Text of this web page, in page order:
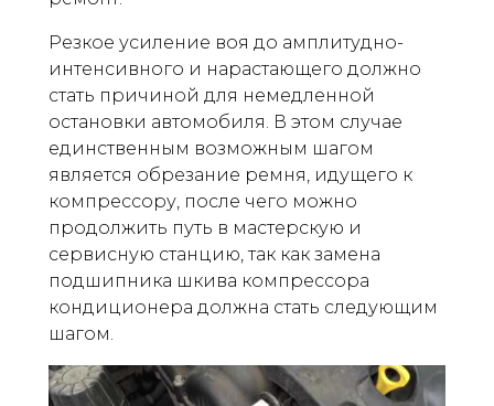
Резкое усиление воя до амплитудно-
интенсивного и нарастающего должно
стать причиной для немедленной
остановки автомобиля. В этом случае
единственным возможным шагом
является обрезание ремня, идущего к
компрессору, после чего можно
продолжить путь в мастерскую и
сервисную станцию, так как замена
подшипника шкива компрессора
кондиционера должна стать следующим
шагом.